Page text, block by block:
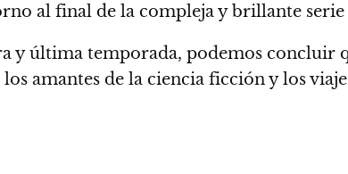
al final de la compleja y brillante serie
y última temporada, podemos concluir
amantes de la ciencia ficción y los